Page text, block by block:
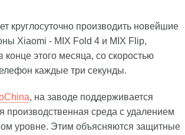
круглосуточно производить новейшие
Xiaomi - MIX Fold 4 и MIX Flip,
конце этого месяца, со скоростью
каждые три секунды.
, на заводе поддерживается
производственная среда с удалением
уровне. Этим объясняются защитные